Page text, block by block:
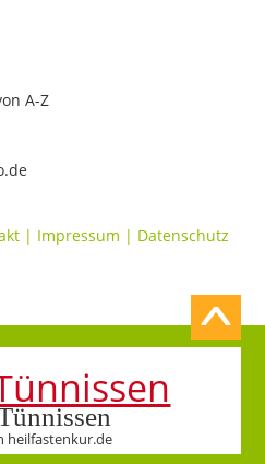
A-Z
| Impressum | Datenschutz
heilfastenkur.de